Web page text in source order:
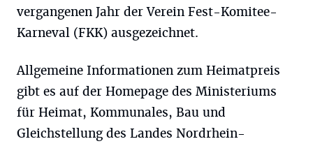
vergangenen Jahr der Verein Fest-Komitee-
Karneval (FKK) ausgezeichnet.
Allgemeine Informationen zum Heimatpreis
gibt es auf der Homepage des Ministeriums
für Heimat, Kommunales, Bau und
Gleichstellung des Landes Nordrhein-